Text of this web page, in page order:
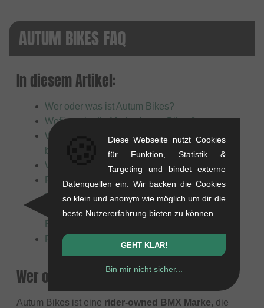
AUTUM BIKES FAQ
In diesem Artikel:
Wer oder was ist Autum Bikes?
Wofür steht die Marke Autum Bikes?
Was macht die Produkte von Autum Bikes
besonders?
Was stellt Autum Bikes hauptsächlich her?
Für wen sind die Produkte von Autum Bikes
geeignet?
Welche bekannten Profis fahren für Autum
Bikes?
Produktsicherheit
Wer oder was ist Autum Bikes?
Autum Bikes ist eine rider-owned BMX Marke, die
Diese Webseite nutzt Cookies
für Funktion, Statistik &
Targeting und bindet externe
Datenquellen ein. Wir backen die Cookies
so klein und anonym wie möglich um dir die
beste Nutzererfahrung bieten zu können.
GEHT KLAR!
Bin mir nicht sicher...